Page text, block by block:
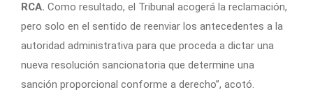
RCA. Como resultado, el Tribunal acogerá la reclamación,
pero solo en el sentido de reenviar los antecedentes a la
autoridad administrativa para que proceda a dictar una
nueva resolución sancionatoria que determine una
sanción proporcional conforme a derecho”, acotó.